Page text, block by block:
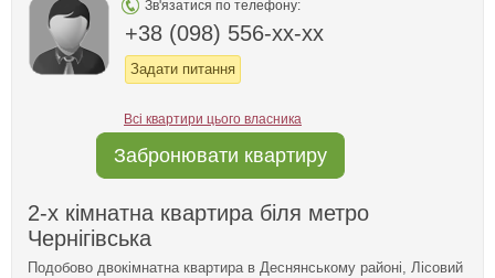
Зв'язатися по телефону:
+38 (098) 556-xx-xx
Задати питання
Всі квартири цього власника
Забронювати квартиру
2-х кімнатна квартира біля метро
Чернігівська
Подобово двокімнатна квартира в Деснянському районі, Лісовий